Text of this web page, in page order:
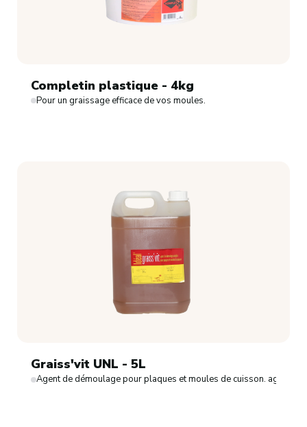
Completin plastique - 4kg
Pour un graissage efficace de vos moules.
Graiss'vit UNL - 5L
Agent de démoulage pour plaques et moules de cuisson. agent